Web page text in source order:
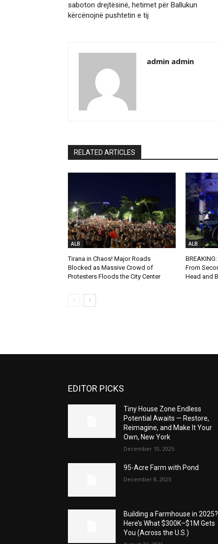
saboton drejtësinë, hetimet për Ballukun
kërcënojnë pushtetin e tij
admin admin
RELATED ARTICLES
ALB
Tirana in Chaos! Major Roads
Blocked as Massive Crowd of
Protesters Floods the City Center
ALB
From
Head and
EDITOR PICKS
Tiny House Zone Endless
Potential Awaits — Restore,
Reimagine, and Make It Your
Own, New York
December 10, 2025
95-Acre Farm with Pond
December 8, 2025
Building a Farmhouse in 2025?
Here’s What $300K–$1M Gets
You (Across the U.S.)